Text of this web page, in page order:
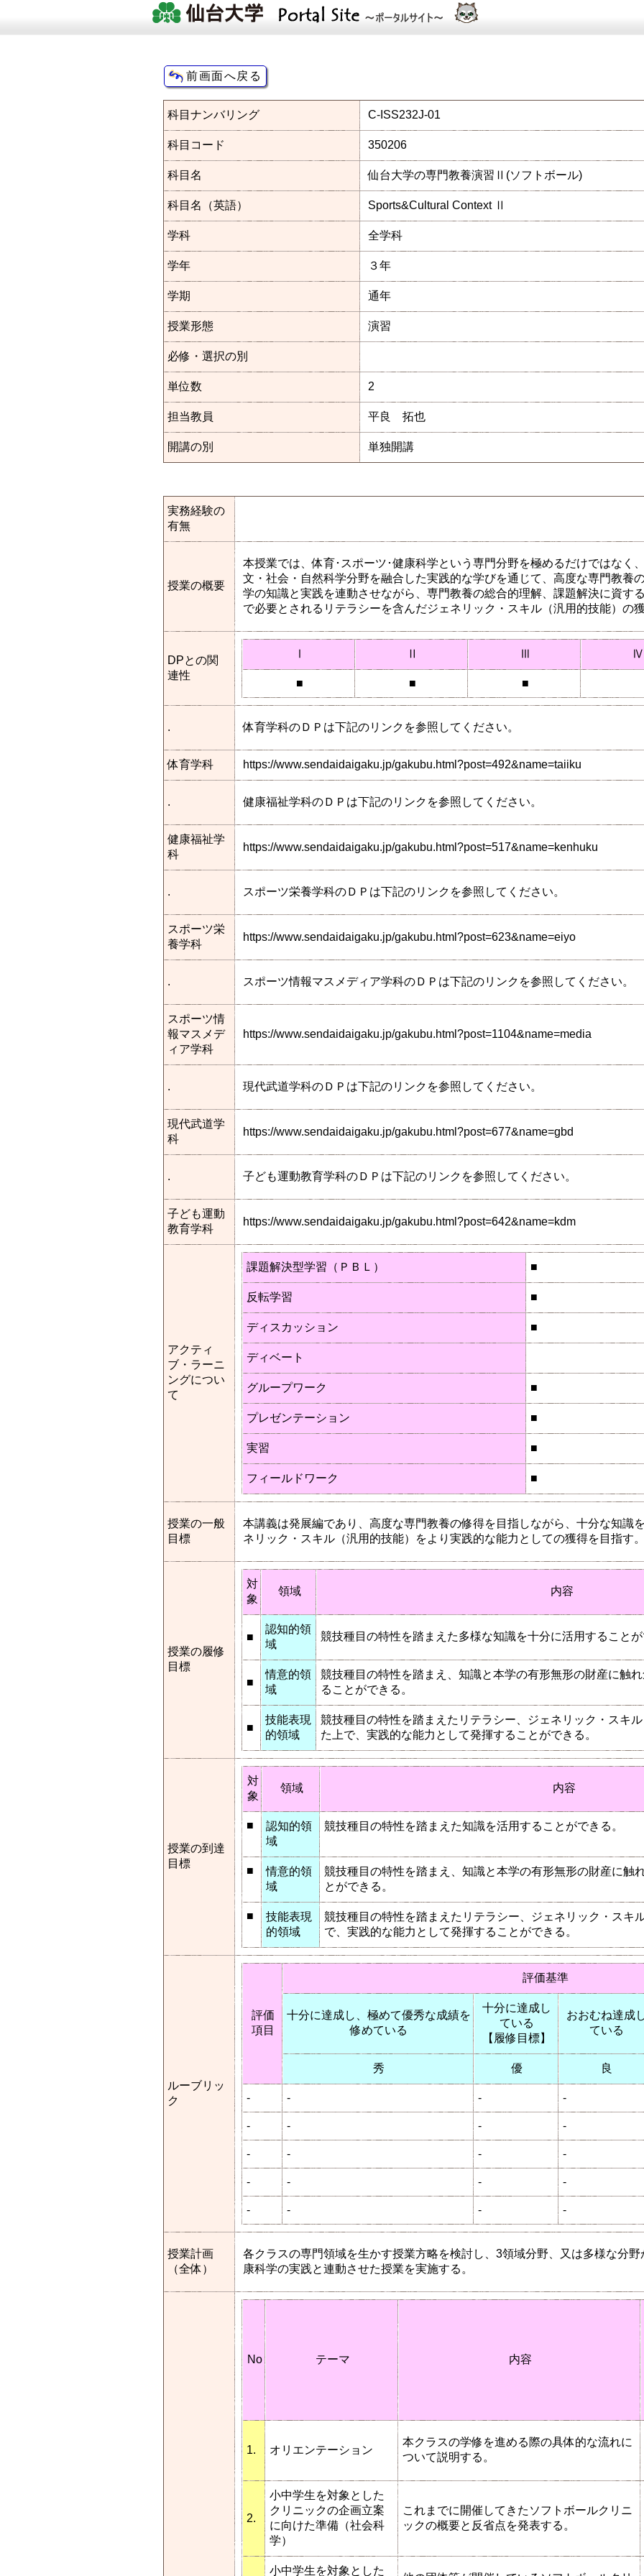
科目ナンバリング C-ISS232J-01
科目コード 350206
科目名 仙台大学の専門教養演習Ⅱ(ソフトボール)
科目名（英語） Sports&Cultural Context Ⅱ
学科 全学科
学年 ３年
学期 通年
授業形態 演習
必修・選択の別
単位数 2
担当教員 平良 拓也
開講の別 単独開講
実務経験の
有無
授業の概要
本授業では、体育･スポーツ･健康科学という専門分野を極めるだけではなく
文・社会・自然科学分野を融合した実践的な学びを通じて、高度な専門教養
学の知識と実践を連動させながら、専門教養の総合的理解、課題解決に資す
で必要とされるリテラシーを含んだジェネリック・スキル（汎用的技能）の
DPとの関
連性
Ⅰ Ⅱ Ⅲ Ⅳ
■ ■ ■
. 体育学科のＤＰは下記のリンクを参照してください。
体育学科 https://www.sendaidaigaku.jp/gakubu.html?post=492&name=taiiku
. 健康福祉学科のＤＰは下記のリンクを参照してください。
健康福祉学
科
https://www.sendaidaigaku.jp/gakubu.html?post=517&name=kenhuku
. スポーツ栄養学科のＤＰは下記のリンクを参照してください。
スポーツ栄
養学科
https://www.sendaidaigaku.jp/gakubu.html?post=623&name=eiyo
. スポーツ情報マスメディア学科のＤＰは下記のリンクを参照してください。
スポーツ情
報マスメデ
ィア学科
https://www.sendaidaigaku.jp/gakubu.html?post=1104&name=media
. 現代武道学科のＤＰは下記のリンクを参照してください。
現代武道学
科
https://www.sendaidaigaku.jp/gakubu.html?post=677&name=gbd
. 子ども運動教育学科のＤＰは下記のリンクを参照してください。
子ども運動
教育学科
https://www.sendaidaigaku.jp/gakubu.html?post=642&name=kdm
アクティ
ブ・ラーニ
ングについ
て
課題解決型学習（ＰＢＬ） ■
反転学習 ■
ディスカッション ■
ディベート
グループワーク ■
プレゼンテーション ■
実習 ■
フィールドワーク ■
授業の一般
目標
本講義は発展編であり、高度な専門教養の修得を目指しながら、十分な知識
ネリック・スキル（汎用的技能）をより実践的な能力としての獲得を目指す
授業の履修
目標
対
象
領域 内容
■
認知的領
域
競技種目の特性を踏まえた多様な知識を十分に活用すること
■
情意的領
域
競技種目の特性を踏まえ、知識と本学の有形無形の財産に触
ることができる。
■
技能表現
的領域
競技種目の特性を踏まえたリテラシー、ジェネリック・スキ
た上で、実践的な能力として発揮することができる。
授業の到達
目標
対
象
領域 内容
■
認知的領
域
競技種目の特性を踏まえた知識を活用することができる。
■
情意的領
域
競技種目の特性を踏まえ、知識と本学の有形無形の財産に触
とができる。
■
技能表現
的領域
競技種目の特性を踏まえたリテラシー、ジェネリック・スキ
で、実践的な能力として発揮することができる。
ルーブリッ
ク
評価
項目
評価基準
十分に達成し、極めて優秀な成績を
修めている
十分に達成し
ている
【履修目標】
おおむね達成
ている
秀 優 良
- - - -
- - - -
- - - -
- - - -
- - - -
授業計画
（全体）
各クラスの専門領域を生かす授業方略を検討し、3領域分野、又は多様な分
康科学の実践と連動させた授業を実施する。
No テーマ 内容
1. オリエンテーション
本クラスの学修を進める際の具体的な流れに
ついて説明する。
2.
小中学生を対象とした
クリニックの企画立案
に向けた準備（社会科
学）
これまでに開催してきたソフトボールクリニ
ックの概要と反省点を発表する。
小中学生を対象とした